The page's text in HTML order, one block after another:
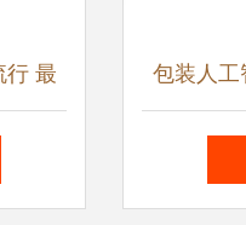
行 最 包装人工
如何坑客